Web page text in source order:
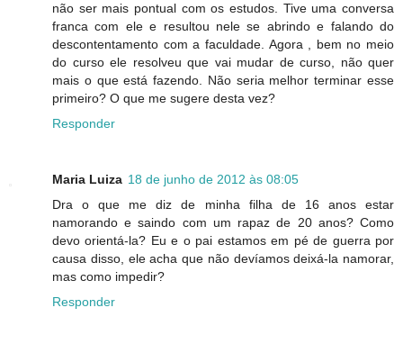
não ser mais pontual com os estudos. Tive uma conversa
franca com ele e resultou nele se abrindo e falando do
descontentamento com a faculdade. Agora , bem no meio
do curso ele resolveu que vai mudar de curso, não quer
mais o que está fazendo. Não seria melhor terminar esse
primeiro? O que me sugere desta vez?
Responder
Maria Luiza 18 de junho de 2012 às 08:05
Dra o que me diz de minha filha de 16 anos estar
namorando e saindo com um rapaz de 20 anos? Como
devo orientá-la? Eu e o pai estamos em pé de guerra por
causa disso, ele acha que não devíamos deixá-la namorar,
mas como impedir?
Responder